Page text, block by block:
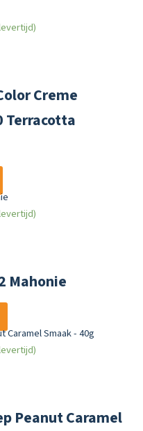
Creme
Terracotta
Mahonie
Peanut Caramel